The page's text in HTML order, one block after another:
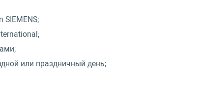
или праздничный день;